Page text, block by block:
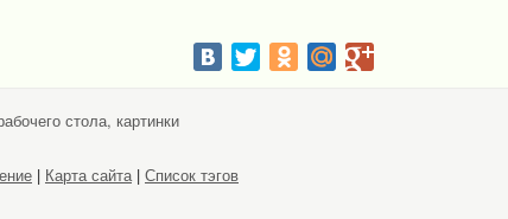
стола, картинки
| Карта сайта | Список тэгов